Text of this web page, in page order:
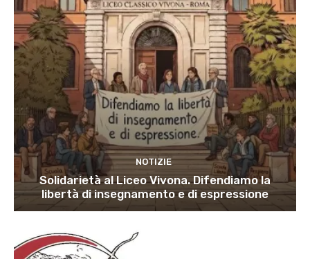
NOTIZIE
Solidarietà al Liceo Vivona. Difendiamo la
libertà di insegnamento e di espressione